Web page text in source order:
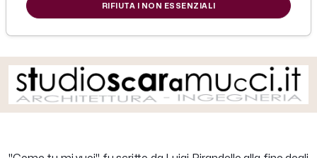
di Redazione Picenotime
RIFIUTA I NON ESSENZIALI